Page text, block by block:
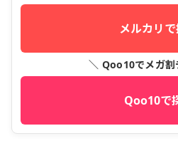
メルカリ
＼ Qoo10でメガ割
Qoo10で